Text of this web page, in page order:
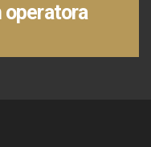
operatora